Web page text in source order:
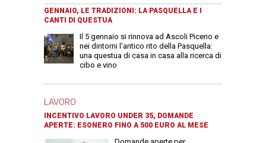
GENNAIO, LE TRADIZIONI: LA PASQUELLA E I
CANTI DI QUESTUA
Il 5 gennaio si rinnova ad Ascoli Piceno e
nei dintorni l'antico rito della Pasquella:
una questua di casa in casa alla ricerca di
cibo e vino
LAVORO
INCENTIVO LAVORO UNDER 35, DOMANDE
APERTE: ESONERO FINO A 500 EURO AL MESE